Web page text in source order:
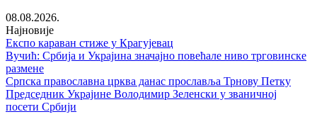
08.08.2026.
Најновије
Експо караван стиже у Крагујевац
Вучић: Србија и Украјина значајно повећале ниво трговинске
размене
Српска православна црква данас прославља Трнову Петку
Председник Украјине Володимир Зеленски у званичној
посети Србији